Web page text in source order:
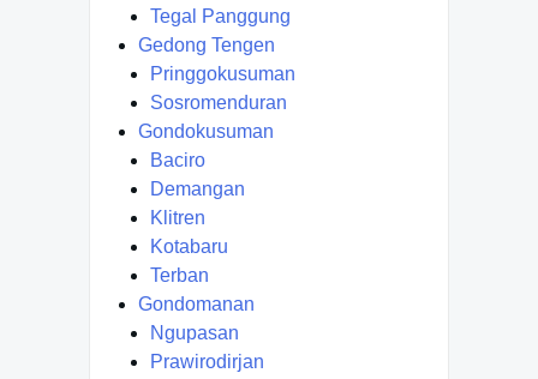
Tegal Panggung
Gedong Tengen
Pringgokusuman
Sosromenduran
Gondokusuman
Baciro
Demangan
Klitren
Kotabaru
Terban
Gondomanan
Ngupasan
Prawirodirjan